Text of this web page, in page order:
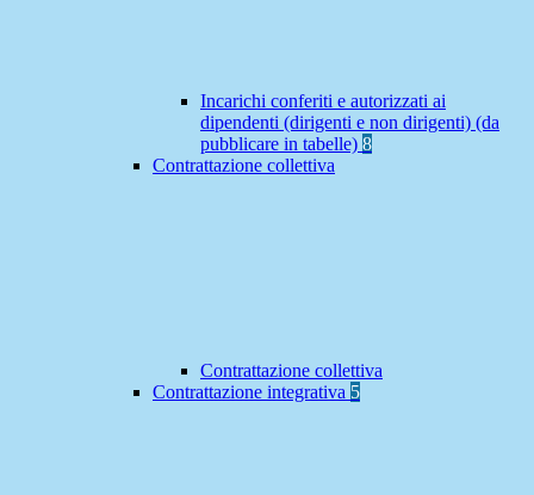
Incarichi conferiti e autorizzati ai
dipendenti (dirigenti e non dirigenti) (da
pubblicare in tabelle) 8
Contrattazione collettiva
Contrattazione collettiva
Contrattazione integrativa 5